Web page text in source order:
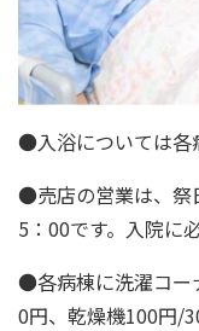
●入浴については各
●売店の営業は、祭
5：00です。入院に
●各病棟に洗濯コー
0円、乾燥機100円/